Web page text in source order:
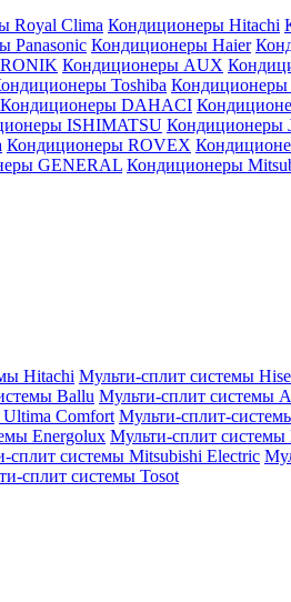
Royal Clima Кондиционеры Hitachi
Panasonic Кондиционеры Haier
Кондиционеры AUX
Toshiba
Кондиционеры DAHACI
ISHIMATSU Кондиционеры
Кондиционеры ROVEX
GENERAL Кондиционеры
Hitachi Мульти-сплит системы
Ballu Мульти-сплит системы
Comfort Мульти-сплит-
Energolux Мульти-сплит системы
сплит системы Mitsubishi Electric
сплит системы Tosot